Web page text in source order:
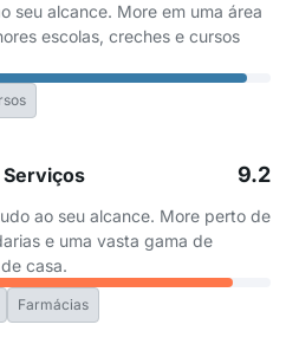
seu alcance. More em uma área
escolas, creches e cursos
9.2
ao seu alcance. More perto de
e uma vasta gama de
casa.
Farmácias